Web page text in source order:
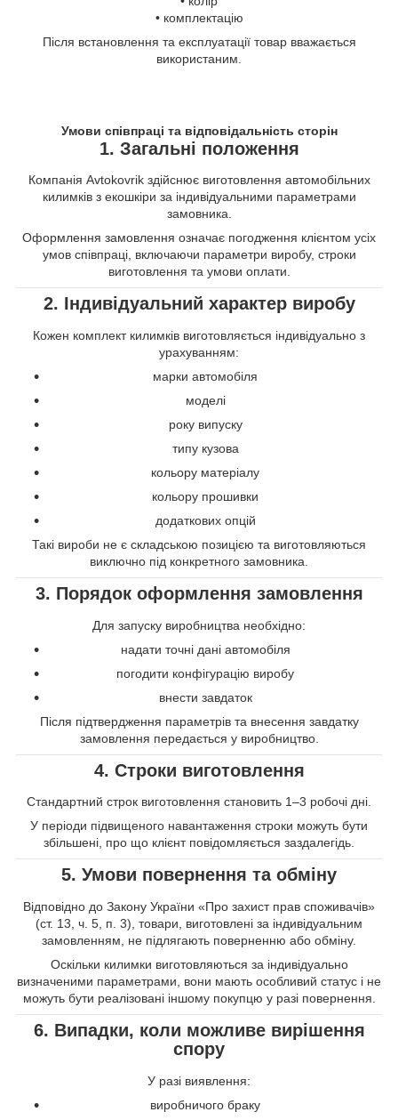
• комплектацію
Після встановлення та експлуатації товар вважається
використаним.
Умови співпраці та відповідальність сторін
1. Загальні положення
Компанія Avtokovrik здійснює виготовлення автомобільних
килимків з екошкіри за індивідуальними параметрами
замовника.
Оформлення замовлення означає погодження клієнтом усіх
умов співпраці, включаючи параметри виробу, строки
виготовлення та умови оплати.
2. Індивідуальний характер виробу
Кожен комплект килимків виготовляється індивідуально з
урахуванням:
марки автомобіля
моделі
року випуску
типу кузова
кольору матеріалу
кольору прошивки
додаткових опцій
Такі вироби не є складською позицією та виготовляються
виключно під конкретного замовника.
3. Порядок оформлення замовлення
Для запуску виробництва необхідно:
надати точні дані автомобіля
погодити конфігурацію виробу
внести завдаток
Після підтвердження параметрів та внесення завдатку
замовлення передається у виробництво.
4. Строки виготовлення
Стандартний строк виготовлення становить 1–3 робочі дні.
У періоди підвищеного навантаження строки можуть бути
збільшені, про що клієнт повідомляється заздалегідь.
5. Умови повернення та обміну
Відповідно до Закону України «Про захист прав споживачів»
(ст. 13, ч. 5, п. 3), товари, виготовлені за індивідуальним
замовленням, не підлягають поверненню або обміну.
Оскільки килимки виготовляються за індивідуально
визначеними параметрами, вони мають особливий статус і не
можуть бути реалізовані іншому покупцю у разі повернення.
6. Випадки, коли можливе вирішення
спору
У разі виявлення:
виробничого браку